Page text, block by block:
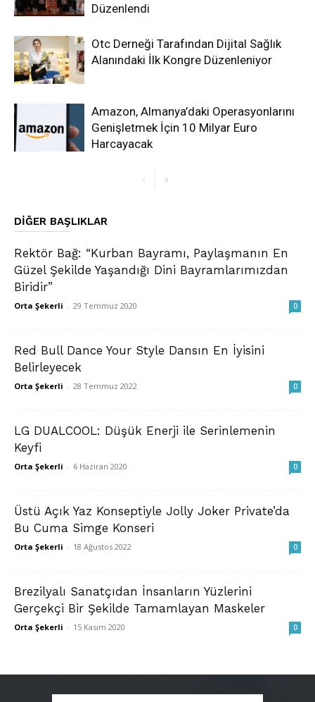
Düzenlendi
Otc Derneği Tarafından Dijital Sağlık
Alanındaki İlk Kongre Düzenleniyor
Amazon, Almanya’daki Operasyonlarını
Genişletmek İçin 10 Milyar Euro
Harcayacak
DIĞER BAŞLIKLAR
Rektör Bağ: “Kurban Bayramı, Paylaşmanın En
Güzel Şekilde Yaşandığı Dini Bayramlarımızdan
Biridir”
Orta Şekerli - 29 Temmuz 2020 0
Red Bull Dance Your Style Dansın En İyisini
Belirleyecek
Orta Şekerli - 28 Temmuz 2022 0
LG DUALCOOL: Düşük Enerji ile Serinlemenin
Keyfi
Orta Şekerli - 6 Haziran 2020 0
Üstü Açık Yaz Konseptiyle Jolly Joker Private’da
Bu Cuma Simge Konseri
Orta Şekerli - 18 Ağustos 2022 0
Brezilyalı Sanatçıdan İnsanların Yüzlerini
Gerçekçi Bir Şekilde Tamamlayan Maskeler
Orta Şekerli - 15 Kasım 2020 0